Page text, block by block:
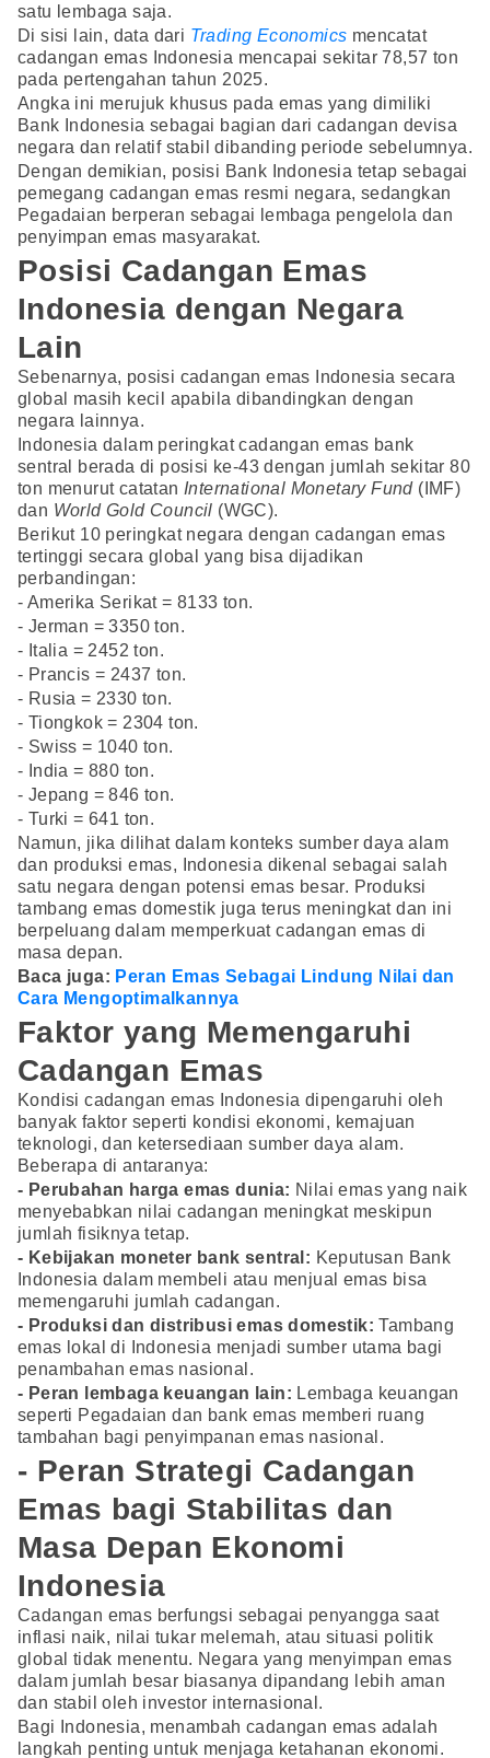
satu lembaga saja.
Di sisi lain, data dari Trading Economics mencatat
cadangan emas Indonesia mencapai sekitar 78,57 ton
pada pertengahan tahun 2025.
Angka ini merujuk khusus pada emas yang dimiliki
Bank Indonesia sebagai bagian dari cadangan devisa
negara dan relatif stabil dibanding periode sebelumnya.
Dengan demikian, posisi Bank Indonesia tetap sebagai
pemegang cadangan emas resmi negara, sedangkan
Pegadaian berperan sebagai lembaga pengelola dan
penyimpan emas masyarakat.
Posisi Cadangan Emas
Indonesia dengan Negara
Lain
Sebenarnya, posisi cadangan emas Indonesia secara
global masih kecil apabila dibandingkan dengan
negara lainnya.
Indonesia dalam peringkat cadangan emas bank
sentral berada di posisi ke-43 dengan jumlah sekitar 80
ton menurut catatan International Monetary Fund (IMF)
dan World Gold Council (WGC).
Berikut 10 peringkat negara dengan cadangan emas
tertinggi secara global yang bisa dijadikan
perbandingan:
- Amerika Serikat = 8133 ton.
- Jerman = 3350 ton.
- Italia = 2452 ton.
- Prancis = 2437 ton.
- Rusia = 2330 ton.
- Tiongkok = 2304 ton.
- Swiss = 1040 ton.
- India = 880 ton.
- Jepang = 846 ton.
- Turki = 641 ton.
Namun, jika dilihat dalam konteks sumber daya alam
dan produksi emas, Indonesia dikenal sebagai salah
satu negara dengan potensi emas besar. Produksi
tambang emas domestik juga terus meningkat dan ini
berpeluang dalam memperkuat cadangan emas di
masa depan.
Baca juga: Peran Emas Sebagai Lindung Nilai dan
Cara Mengoptimalkannya
Faktor yang Memengaruhi
Cadangan Emas
Kondisi cadangan emas Indonesia dipengaruhi oleh
banyak faktor seperti kondisi ekonomi, kemajuan
teknologi, dan ketersediaan sumber daya alam.
Beberapa di antaranya:
- Perubahan harga emas dunia: Nilai emas yang naik
menyebabkan nilai cadangan meningkat meskipun
jumlah fisiknya tetap.
- Kebijakan moneter bank sentral: Keputusan Bank
Indonesia dalam membeli atau menjual emas bisa
memengaruhi jumlah cadangan.
- Produksi dan distribusi emas domestik:Tambang
emas lokal di Indonesia menjadi sumber utama bagi
penambahan emas nasional.
- Peran lembaga keuangan lain: Lembaga keuangan
seperti Pegadaian dan bank emas memberi ruang
tambahan bagi penyimpanan emas nasional.
- Peran Strategi Cadangan
Emas bagi Stabilitas dan
Masa Depan Ekonomi
Indonesia
Cadangan emas berfungsi sebagai penyangga saat
inflasi naik, nilai tukar melemah, atau situasi politik
global tidak menentu. Negara yang menyimpan emas
dalam jumlah besar biasanya dipandang lebih aman
dan stabil oleh investor internasional.
Bagi Indonesia, menambah cadangan emas adalah
langkah penting untuk menjaga ketahanan ekonomi.